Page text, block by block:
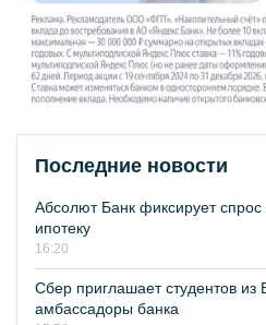
Последние новости
Абсолют Банк фиксирует
ипотеку
16:20
Сбер приглашает студентов из
амбассадоры банка